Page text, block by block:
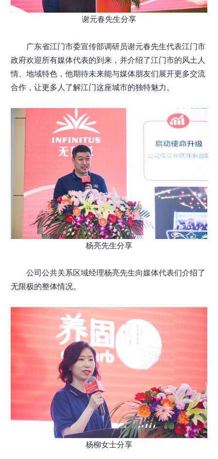
谢元春先生分享
广东省江门市委宣传部调研员谢元春先生代表江门市
政府欢迎所有媒体代表的到来，并介绍了江门市的风土人
情、地域特色，他期待未来能与媒体朋友们展开更多交流
合作，让更多人了解江门这座城市的独特魅力。
杨亮先生分享
公司公共关系区域经理杨亮先生向媒体代表们介绍了
无限极的整体情况。
杨柳女士分享